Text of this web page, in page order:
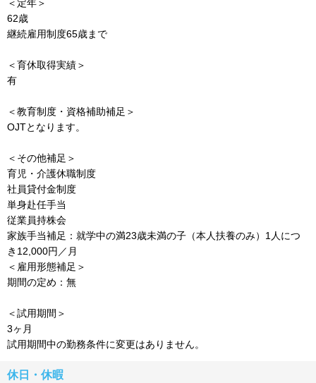
＜定年＞
62歳
継続雇用制度65歳まで
＜育休取得実績＞
有
＜教育制度・資格補助補足＞
OJTとなります。
＜その他補足＞
育児・介護休職制度
社員貸付金制度
単身赴任手当
従業員持株会
家族手当補足：就学中の満23歳未満の子（本人扶養のみ）1人につ
き12,000円／月
＜雇用形態補足＞
期間の定め：無
＜試用期間＞
3ヶ月
試用期間中の勤務条件に変更はありません。
休日・休暇